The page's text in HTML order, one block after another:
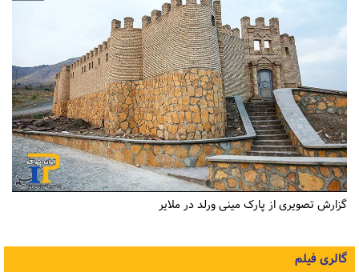
گزارش تصویری از پارک مینی ورلد در ملایر
گالری فیلم